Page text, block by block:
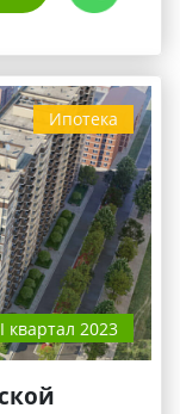
Ипотека
квартал 2023